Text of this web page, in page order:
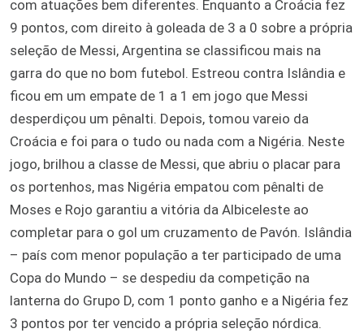
com atuações bem diferentes. Enquanto a Croácia fez
9 pontos, com direito à goleada de 3 a 0 sobre a própria
seleção de Messi, Argentina se classificou mais na
garra do que no bom futebol. Estreou contra Islândia e
ficou em um empate de 1 a 1 em jogo que Messi
desperdiçou um pênalti. Depois, tomou vareio da
Croácia e foi para o tudo ou nada com a Nigéria. Neste
jogo, brilhou a classe de Messi, que abriu o placar para
os portenhos, mas Nigéria empatou com pênalti de
Moses e Rojo garantiu a vitória da Albiceleste ao
completar para o gol um cruzamento de Pavón. Islândia
– país com menor população a ter participado de uma
Copa do Mundo – se despediu da competição na
lanterna do Grupo D, com 1 ponto ganho e a Nigéria fez
3 pontos por ter vencido a própria seleção nórdica.